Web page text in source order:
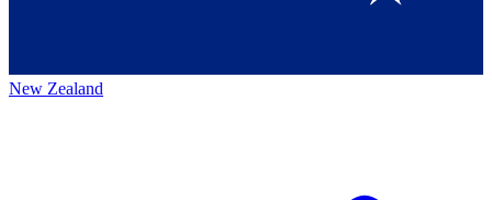
New Zealand